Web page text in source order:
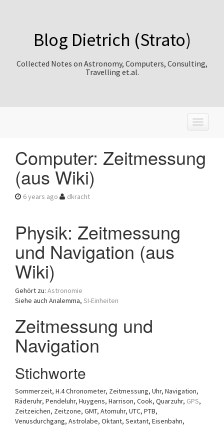
Blog Dietrich (Strato)
Collected Notes on Astronomy, Computers, Consulting,
Travelling et.al.
T
o
l
Computer: Zeitmessung
(aus Wiki)
6 years ago dkracht
Physik: Zeitmessung
und Navigation (aus
Wiki)
Gehört zu: Astronomie
Siehe auch Analemma, SI-Einheiten
Zeitmessung und
Navigation
Stichworte
Sommerzeit, H.4 Chronometer, Zeitmessung, Uhr, Navigation,
Räderuhr, Pendeluhr, Huygens, Harrison, Cook, Quarzuhr, GPS,
Zeitzeichen, Zeitzone, GMT, Atomuhr, UTC, PTB,
Venusdurchgang, Astrolabe, Oktant, Sextant, Eisenbahn,